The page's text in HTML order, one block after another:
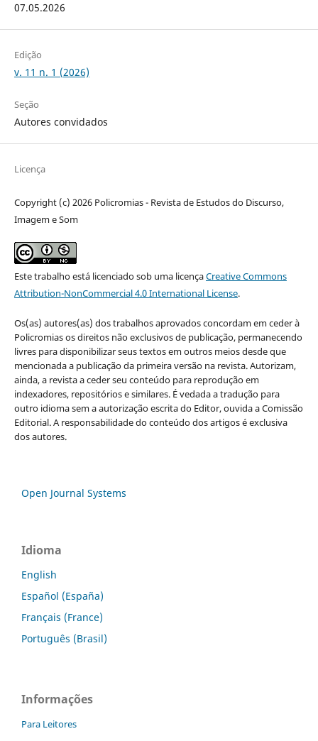
07.05.2026
Edição
v. 11 n. 1 (2026)
Seção
Autores convidados
Licença
Copyright (c) 2026 Policromias - Revista de Estudos do Discurso,
Imagem e Som
Este trabalho está licenciado sob uma licençaCreative Commons
Attribution-NonCommercial 4.0 International License.
Os(as) autores(as) dos trabalhos aprovados concordam em ceder à
Policromias os direitos não exclusivos de publicação, permanecendo
livres para disponibilizar seus textos em outros meios desde que
mencionada a publicação da primeira versão na revista. Autorizam,
ainda, a revista a ceder seu conteúdo para reprodução em
indexadores, repositórios e similares. É vedada a tradução para
outro idioma sem a autorização escrita do Editor, ouvida a Comissão
Editorial. A responsabilidade do conteúdo dos artigos é exclusiva
dos autores.
Open Journal Systems
Idioma
English
Español (España)
Français (France)
Português (Brasil)
Informações
Para Leitores